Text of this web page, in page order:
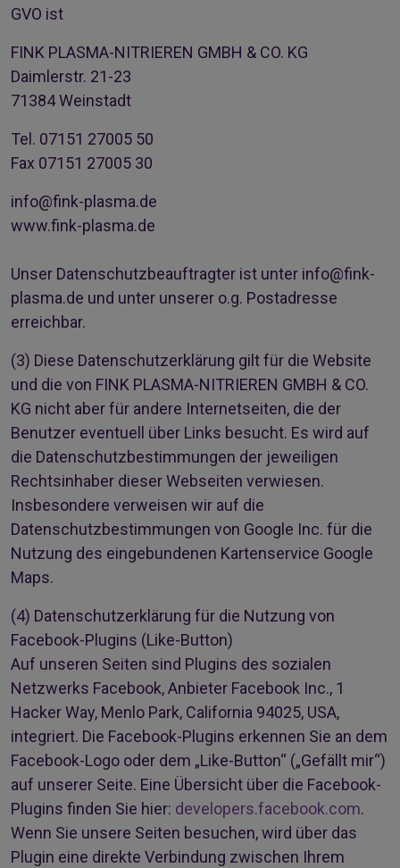
GVO ist
FINK PLASMA-NITRIEREN GMBH & CO. KG
Daimlerstr. 21-23
71384 Weinstadt
Tel. 07151 27005 50
Fax 07151 27005 30
info@fink-plasma.de
www.fink-plasma.de
Unser Datenschutzbeauftragter ist unter info@fink-
plasma.de und unter unserer o.g. Postadresse
erreichbar.
(3) Diese Datenschutzerklärung gilt für die Website
und die von FINK PLASMA-NITRIEREN GMBH & CO.
KG nicht aber für andere Internetseiten, die der
Benutzer eventuell über Links besucht. Es wird auf
die Datenschutzbestimmungen der jeweiligen
Rechtsinhaber dieser Webseiten verwiesen.
Insbesondere verweisen wir auf die
Datenschutzbestimmungen von Google Inc. für die
Nutzung des eingebundenen Kartenservice Google
Maps.
(4) Datenschutzerklärung für die Nutzung von
Facebook-Plugins (Like-Button)
Auf unseren Seiten sind Plugins des sozialen
Netzwerks Facebook, Anbieter Facebook Inc., 1
Hacker Way, Menlo Park, California 94025, USA,
integriert. Die Facebook-Plugins erkennen Sie an dem
Facebook-Logo oder dem „Like-Button“ („Gefällt mir“)
auf unserer Seite. Eine Übersicht über die Facebook-
Plugins finden Sie hier: developers.facebook.com.
Wenn Sie unsere Seiten besuchen, wird über das
Plugin eine direkte Verbindung zwischen Ihrem